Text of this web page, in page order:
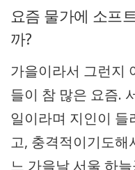
요즘 물가에 소프
까?
가을이라서 그런지
들이 참 많은 요즘.
일이라며 지인이
고, 충격적이기도해
느 가을날 서울 하